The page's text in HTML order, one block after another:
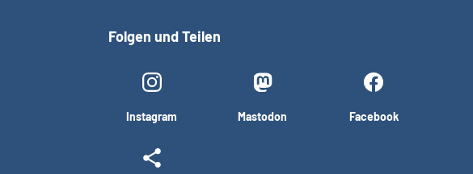
Folgen und Teilen
Instagram Mastodon Facebook